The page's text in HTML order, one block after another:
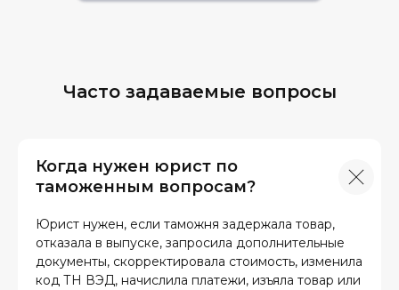
Часто задаваемые вопросы
Когда нужен юрист по
таможенным вопросам?
Юрист нужен, если таможня задержала товар,
отказала в выпуске, запросила дополнительные
документы, скорректировала стоимость, изменила
код ТН ВЭД, начислила платежи, изъяла товар или